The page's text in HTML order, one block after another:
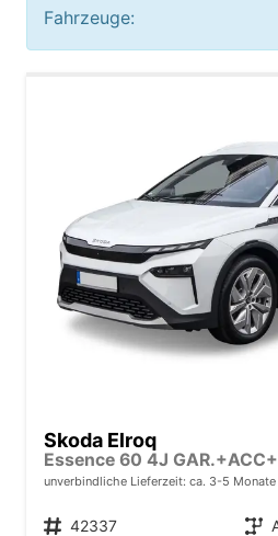
Fahrzeuge:
Skoda Elroq
unverbindliche Lieferzeit: ca. 3-5 Monate
Fahrzeugnr. 42337 Getriebe